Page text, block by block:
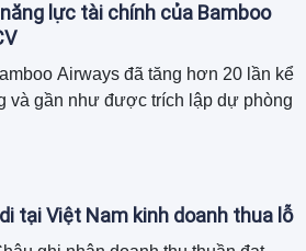
lực tài chính của Bamboo
Airways đã tăng hơn 20 lần kể
và gần như được trích lập dự phòng
tại Việt Nam kinh doanh thua lỗ